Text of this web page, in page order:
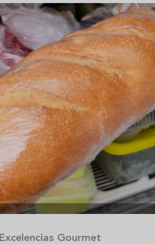
Gourmet
Sopa fría de sandía: el plato
que querrás repetir todo el
verano